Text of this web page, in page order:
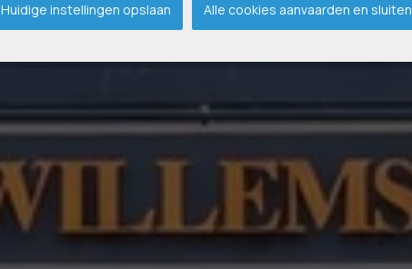
Huidige instellingen opslaan Alle cookies aanvaarden en sluiten